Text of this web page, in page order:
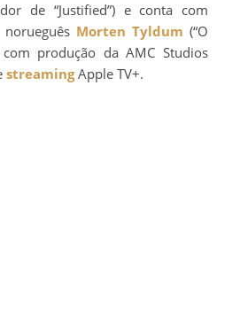
de “Justified”) e conta com
Morten Tyldum (“O
com produção da AMC Studios
streamingApple TV+.